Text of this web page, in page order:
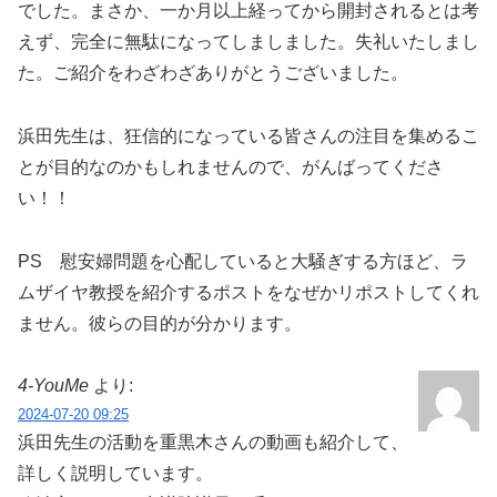
でした。まさか、一か月以上経ってから開封されるとは考
えず、完全に無駄になってしましました。失礼いたしまし
た。ご紹介をわざわざありがとうございました。
浜田先生は、狂信的になっている皆さんの注目を集めるこ
とが目的なのかもしれませんので、がんばってくださ
い！！
PS 慰安婦問題を心配していると大騒ぎする方ほど、ラ
ムザイヤ教授を紹介するポストをなぜかリポストしてくれ
ません。彼らの目的が分かります。
4‐YouMe より:
2024-07-20 09:25
浜田先生の活動を重黒木さんの動画も紹介して、
詳しく説明しています。